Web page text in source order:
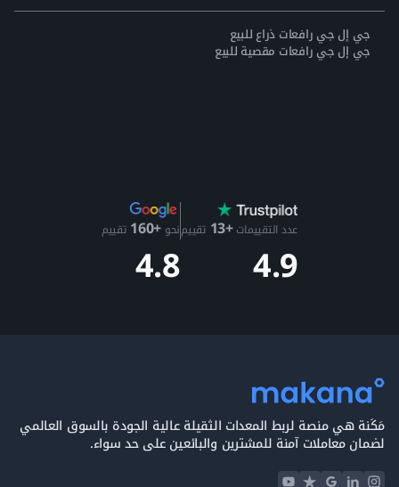
جي إل جي رافعات ذراع للبيع
جي إل جي رافعات مقصية للبيع
عدد التقييمات+13 تقييم
4.9
نحو +160 تقييم
4.8
مَكَنة هي منصة لربط المعدات الثقيلة عالية الجودة بالسوق العالمي
لضمان معاملات آمنة للمشترين والبائعين على حد سواء.